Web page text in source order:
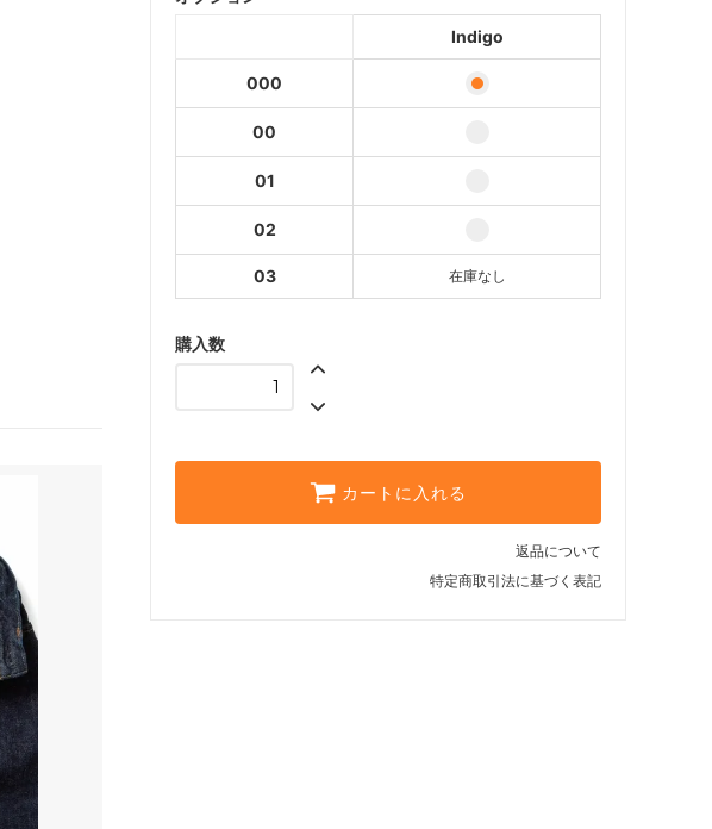
Indigo
26,400円(税込)
Indigo
000
00
01
02
03 在庫なし
購入数
カートに入れる
返品について
特定商取引法に基づく表記